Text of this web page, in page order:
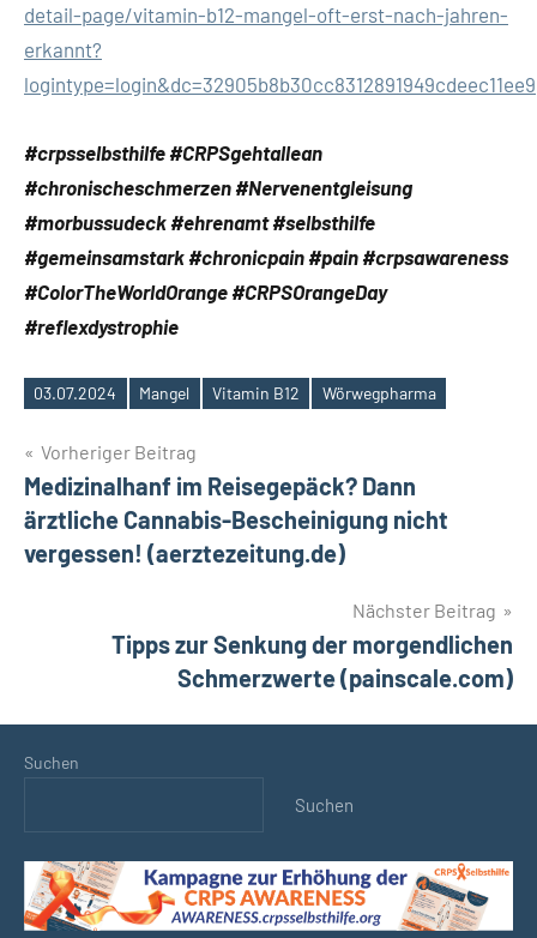
detail-page/vitamin-b12-mangel-oft-erst-nach-jahren-
erkannt?
logintype=login&dc=32905b8b30cc8312891949cdeec11ee9
#crpsselbsthilfe #CRPSgehtallean
#chronischeschmerzen #Nervenentgleisung
#morbussudeck #ehrenamt #selbsthilfe
#gemeinsamstark #chronicpain #pain #crpsawareness
#ColorTheWorldOrange #CRPSOrangeDay
#reflexdystrophie
Schlagwörter
03.07.2024 Mangel Vitamin B12 Wörwegpharma
Beitragsnavigation
Vorheriger Beitrag
Medizinalhanf im Reisegepäck? Dann
ärztliche Cannabis-Bescheinigung nicht
vergessen! (aerztezeitung.de)
Nächster Beitrag
Tipps zur Senkung der morgendlichen
Schmerzwerte (painscale.com)
Suchen
Suchen